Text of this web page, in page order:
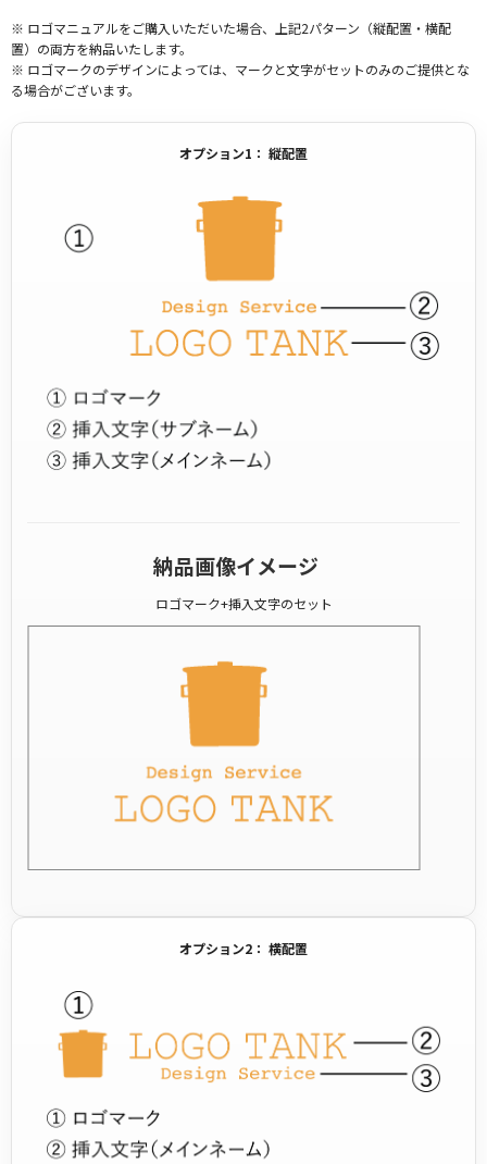
※ ロゴマニュアルをご購入いただいた場合、上記2パターン（縦配置・横配
置）の両方を納品いたします。
※ ロゴマークのデザインによっては、マークと文字がセットのみのご提供とな
る場合がございます。
オプション1： 縦配置
納品画像イメージ
ロゴマーク+挿入文字のセット
オプション2： 横配置